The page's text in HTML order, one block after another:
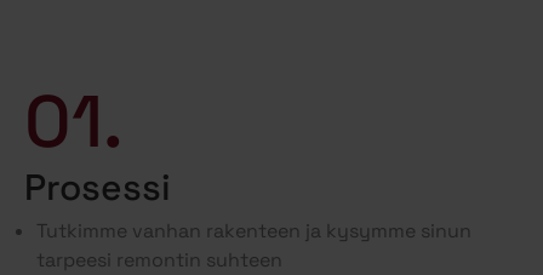
01.
Prosessi
Tutkimme vanhan rakenteen ja kysymme sinun
tarpeesi remontin suhteen